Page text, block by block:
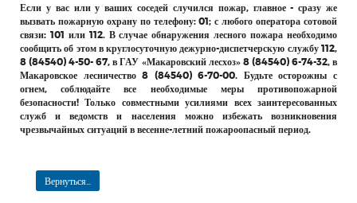
Если у вас или у ваших соседей случился пожар, главное - сразу же
вызвать пожарную охрану по телефону: 01; с любого оператора сотовой
связи: 101 или 112. В случае обнаружения лесного пожара необходимо
сообщить об этом в круглосуточную дежурно-диспетчерскую службу 112,
8 (84540) 4-50- 67, в ГАУ «Макаровский лесхоз» 8 (84540) 6-74-32, в
Макаровское лесничество 8 (84540) 6-70-00. Будьте осторожны с
огнем, соблюдайте все необходимые меры противопожарной
безопасности! Только совместными усилиями всех заинтересованных
служб и ведомств и населения можно избежать возникновения
чрезвычайных ситуаций в весенне-летний пожароопасный период.
Вернуться...